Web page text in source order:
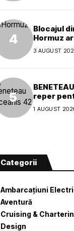
Blocajul
Hormuz
criză
3 AUGUST
reper
croazieră
1 AUGUST
Categorii
Ambarcațiuni
Aventură
Cruising &
Design